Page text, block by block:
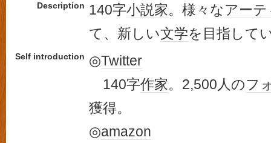
Description 140字小説家。様々なアー
て、新しい文学を目指して
Self introduction ◎Twitter
140字作家。2,500人のフ
獲得。
◎amazon